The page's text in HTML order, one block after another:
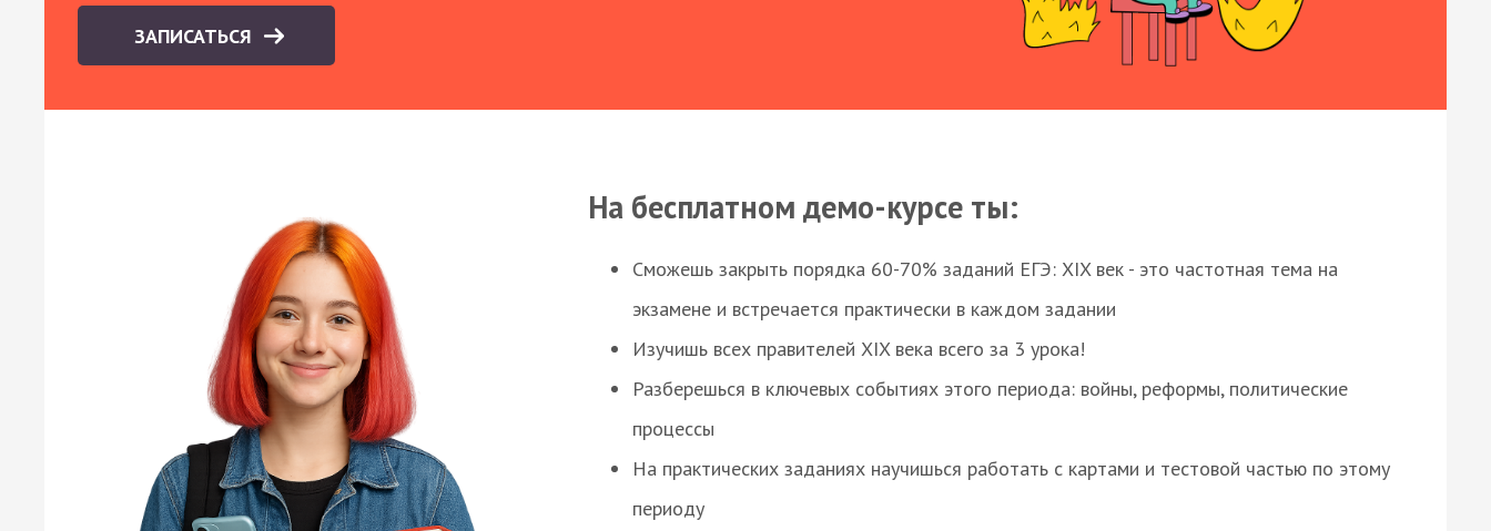
ЗАПИСАТЬСЯ
На бесплатном демо-курсе ты:
Сможешь закрыть порядка 60-70% заданий ЕГЭ: XIX век - это частотная тема на
экзамене и встречается практически в каждом задании
Изучишь всех правителей XIX века всего за 3 урока!
Разберешься в ключевых событиях этого периода: войны, реформы, политические
процессы
На практических заданиях научишься работать с картами и тестовой частью по этому
периоду